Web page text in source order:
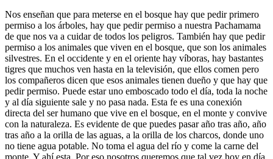
Nos enseñan que para meterse en el bosque hay que pedir primero
permiso a los árboles, hay que pedir permiso a nuestra Pachamama
de que nos va a cuidar de todos los peligros. También hay que pedir
permiso a los animales que viven en el bosque, que son los animales
silvestres. En el occidente y en el oriente hay víboras, hay bastantes
tigres que muchos ven hasta en la televisión, que ellos comen pero
los compañeros dicen que esos animales tienen dueño y que hay que
pedir permiso. Puede estar uno emboscado todo el día, toda la noche
y al día siguiente sale y no pasa nada. Esta fe es una conexión
directa del ser humano que vive en el bosque, en el monte y convive
con la naturaleza. Es evidente de que puedes pasar año tras año, año
tras año a la orilla de las aguas, a la orilla de los charcos, donde uno
no tiene agua potable. No toma el agua del río y come la carne del
monte. Y ahí esta. Por eso nosotros queremos que tal vez hoy en día